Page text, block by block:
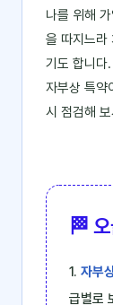
나를 위해
을 따지느라
기도 합니다
자부상 특약
시 점검해
🏁
1. 자부
급별로